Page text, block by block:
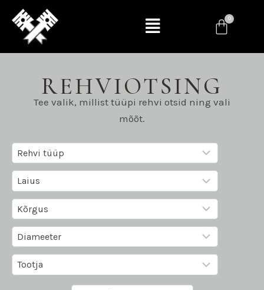
REHVIOTSING
Tee valik, millist tüüpi rehvi otsid ning vali
mõõt.